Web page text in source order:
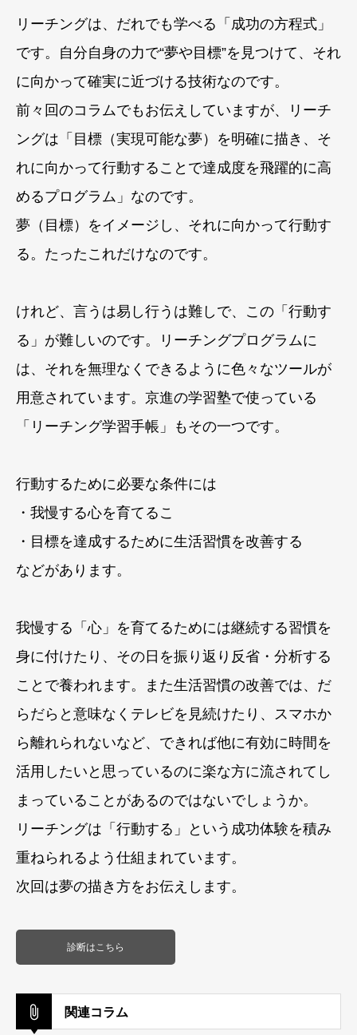
リーチングは、だれでも学べる「成功の方程式」
です。自分自身の力で“夢や目標”を見つけて、それ
に向かって確実に近づける技術なのです。
前々回のコラムでもお伝えしていますが、リーチ
ングは「目標（実現可能な夢）を明確に描き、そ
れに向かって行動することで達成度を飛躍的に高
めるプログラム」なのです。
夢（目標）をイメージし、それに向かって行動す
る。たったこれだけなのです。
けれど、言うは易し行うは難しで、この「行動す
る」が難しいのです。リーチングプログラムに
は、それを無理なくできるように色々なツールが
用意されています。京進の学習塾で使っている
「リーチング学習手帳」もその一つです。
行動するために必要な条件には
・我慢する心を育てるこ
・目標を達成するために生活習慣を改善する
などがあります。
我慢する「心」を育てるためには継続する習慣を
身に付けたり、その日を振り返り反省・分析する
ことで養われます。また生活習慣の改善では、だ
らだらと意味なくテレビを見続けたり、スマホか
ら離れられないなど、できれば他に有効に時間を
活用したいと思っているのに楽な方に流されてし
まっていることがあるのではないでしょうか。
リーチングは「行動する」という成功体験を積み
重ねられるよう仕組まれています。
次回は夢の描き方をお伝えします。
診断はこちら
関連コラム